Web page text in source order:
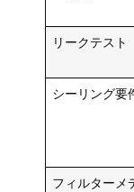
リークテスト
シーリング要
フィルターメ